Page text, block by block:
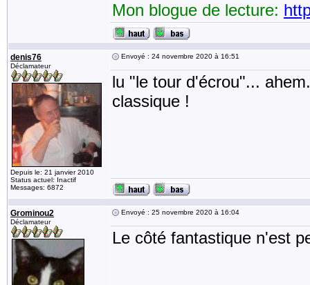
Mon blogue de lecture:
denis76
Déclamateur
Depuis le: 21 janvier 2010
Status actuel: Inactif
Messages: 6872
Envoyé : 24 novembre 2020 à 16:51
lu "le tour d'écrou"...
classique !
Grominou2
Déclamateur
Envoyé : 25 novembre 2020 à 16:04
Le côté fantastique n'est